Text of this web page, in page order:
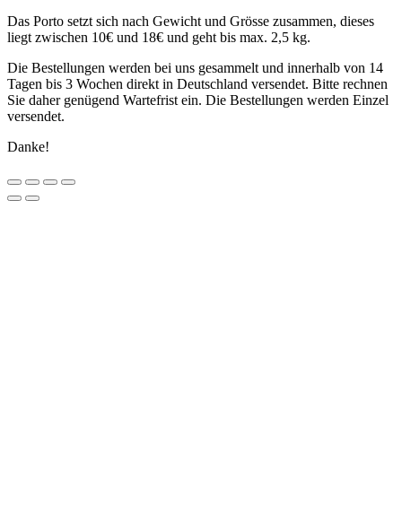
Das Porto setzt sich nach Gewicht und Grösse zusammen, dieses
liegt zwischen 10€ und 18€ und geht bis max. 2,5 kg.
Die Bestellungen werden bei uns gesammelt und innerhalb von 14
Tagen bis 3 Wochen direkt in Deutschland versendet. Bitte rechnen
Sie daher genügend Wartefrist ein. Die Bestellungen werden Einzel
versendet.
Danke!